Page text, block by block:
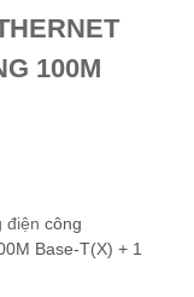
100M
điện công
Base-T(X) + 1